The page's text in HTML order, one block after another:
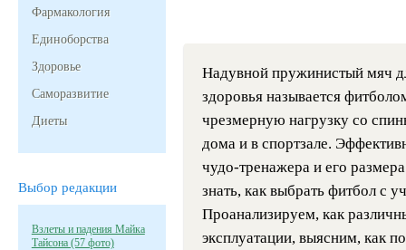
Фармакология
Единоборства
Здоровье
Саморазвитие
Диеты
Выбор редакции
Взлеты и падения Майка
Тайсона (57 фото)
Надувной пружинистый мяч
здоровья называется
чрезмерную нагрузку со
дома и в спортзале.
чудо-тренажера и его
знать, как выбрать фитбол с
Проанализируем, как
эксплуатации, выясним, как